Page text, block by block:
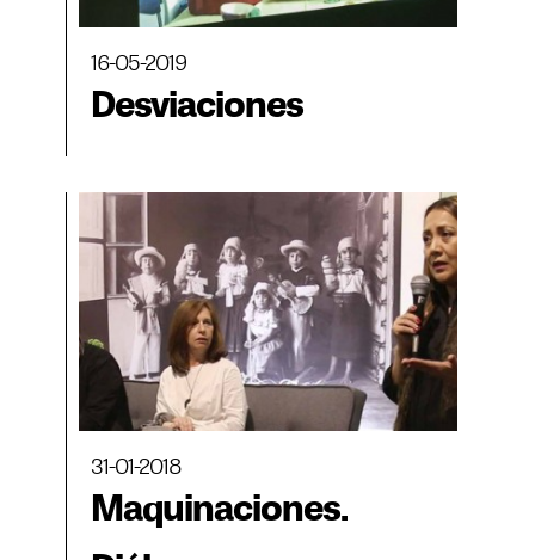
16-05-2019
Desviaciones
31-01-2018
Maquinaciones.